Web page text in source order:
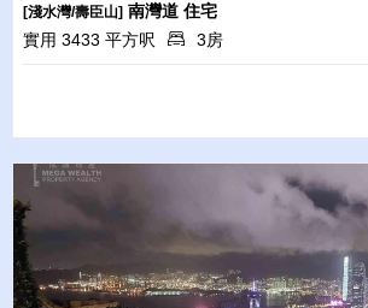
[淺水灣/壽臣山] 南灣道 住宅
實用 3433 平方呎
3房